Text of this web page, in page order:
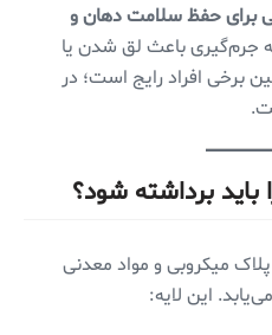
برای حفظ سلامت دهان و
جرم‌گیری باعث لق شدن یا
برخی افراد رایج است؛ در
برداشته شود؟
میکروبی و مواد معدنی
این لایه: